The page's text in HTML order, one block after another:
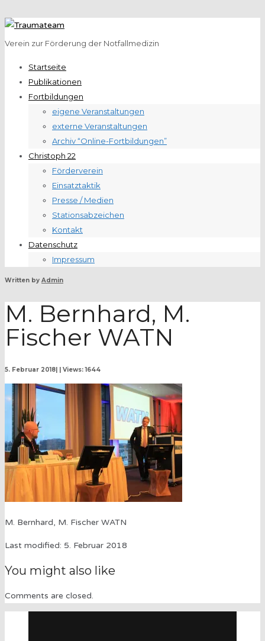
Verein zur Förderung der Notfallmedizin
Startseite
Publikationen
Fortbildungen
eigene Veranstaltungen
externe Veranstaltungen
Archiv “Online-Fortbildungen”
Christoph 22
Förderverein
Einsatztaktik
Presse / Medien
Stationsabzeichen
Kontakt
Datenschutz
Impressum
Written by Admin
M. Bernhard, M.
Fischer WATN
5. Februar 2018 Views: 1644
M. Bernhard, M. Fischer WATN
Last modified: 5. Februar 2018
You might also like
Comments are closed.